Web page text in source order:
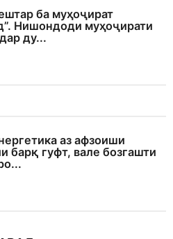
ба муҳоҷират
Нишондоди муҳоҷирати
ду...
аз афзоиши
барқ гуфт, вале бозгашти